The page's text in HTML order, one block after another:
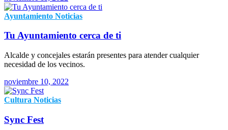
Ayuntamiento Noticias
Tu Ayuntamiento cerca de ti
Alcalde y concejales estarán presentes para atender cualquier
necesidad de los vecinos.
noviembre 10, 2022
Cultura Noticias
Sync Fest